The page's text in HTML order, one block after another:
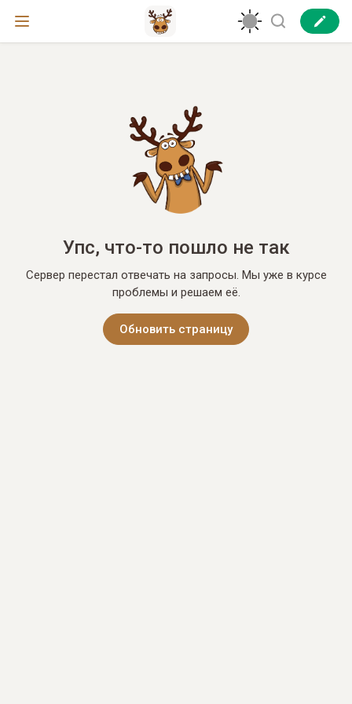
Упс, что-то пошло не так
Сервер перестал отвечать на запросы. Мы уже в курсе
проблемы и решаем её.
Обновить страницу